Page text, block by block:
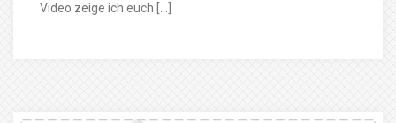
Video zeige ich euch […]